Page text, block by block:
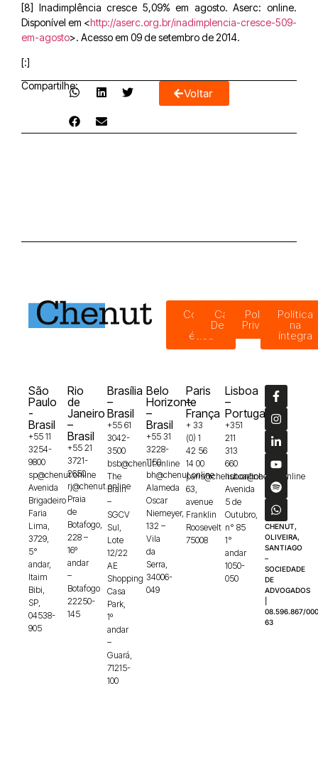
[8] Inadimplência cresce 5,09% em agosto. Aserc: online.
Disponível em <http://aserc.org.br/inadimplencia-cresce-509-
em-agosto>. Acesso em 09 de setembro de 2014.
[:]
Compartilhe:
Voltar
Código
ética
Canal de
Denúncias
Política de
Privacidade
Política
na
íntegra
São
Paulo
-
Brasil
+55 11
3254-
9800
sp@chenut.online
Avenida
Brigadeiro
Faria
Lima,
3729,
5°
andar,
Itaim
Bibi,
SP,
04538-
905
Rio
de
Janeiro
–
Brasil
+55 21
3721-
2650
rj@chenut.online
Praia
de
Botafogo,
228 –
16º
andar
–
Botafogo
22250-
145
Brasília
–
Brasil
+55 61
3042-
3500
bsb@chenut.online
The
Brain
–
SGCV
Sul,
Lote
12/22
AE
Shopping
Casa
Park,
1º
andar
–
Guará,
71215-
100
Belo
Horizonte
–
Brasil
+55 31
3228-
1150
bh@chenut.online
Alameda
Oscar
Niemeyer,
132 –
Vila
da
Serra,
34006-
049
Paris
–
França
+ 33
(0) 1
42 56
14 00
paris@chenut.online
63,
avenue
Franklin
Roosevelt
75008
Lisboa
–
Portugal
+351
211
313
660
lisboa@chenut.online
Avenida
5 de
Outubro,
n° 85
1°
andar
1050-
050
CHENUT,
OLIVEIRA,
SANTIAGO
–
SOCIEDADE
DE
ADVOGADOS
08.596.867/
63